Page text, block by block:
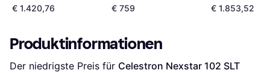
€ 1.420,76
€ 759 € 1.853,52
Produktinformationen
Der niedrigste Preis für Celestron Nexstar 102 SLT